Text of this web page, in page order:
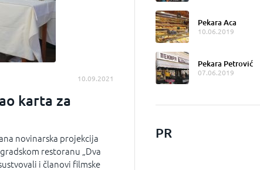
10.09.2021
karta za
novinarska projekcija
restoranu „Dva
i članovi filmske
Pekara Aca
10.06.2019
Pekara Petrović
07.06.2019
PR